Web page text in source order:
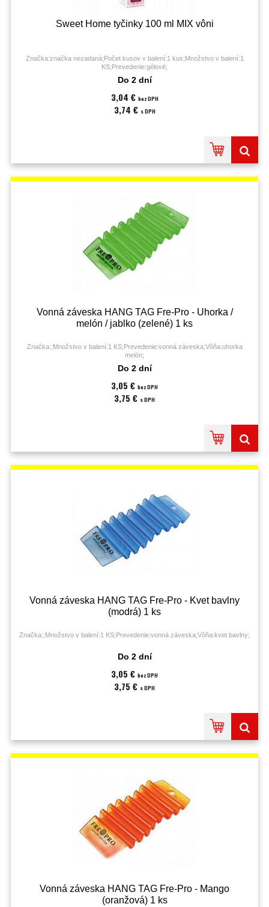
Sweet Home tyčinky 100 ml MIX vôni
Značka:značka nezadaná;Počet kusov v balení:1 kus;Množstvo v balení:1
KS;Prevedenie:gélové;
Do 2 dní
3,04 € bez DPH
3,74 € s DPH
Vonná záveska HANG TAG Fre-Pro - Uhorka /
melón / jablko (zelené) 1 ks
Značka:;Množstvo v balení:1 KS;Prevedenie:vonná záveska;Vôňa:uhorka
melón;
Do 2 dní
3,05 € bez DPH
3,75 € s DPH
Vonná záveska HANG TAG Fre-Pro - Kvet bavlny
(modrá) 1 ks
Značka:;Množstvo v balení:1 KS;Prevedenie:vonná záveska;Vôňa:kvet bavlny;
Do 2 dní
3,05 € bez DPH
3,75 € s DPH
Vonná záveska HANG TAG Fre-Pro - Mango
(oranžová) 1 ks